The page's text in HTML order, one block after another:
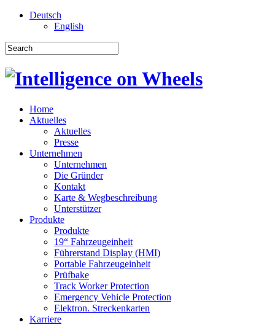
Deutsch
English
Home
Aktuelles
Aktuelles
Presse
Unternehmen
Unternehmen
Die Gründer
Kontakt
Karte & Wegbeschreibung
Unterstützer
Produkte
Produkte
19“ Fahrzeugeinheit
Führerstand Display (HMI)
Portable Fahrzeugeinheit
Prüfbake
Track Worker Protection
Emergency Vehicle Protection
Elektron. Streckenkarten
Karriere